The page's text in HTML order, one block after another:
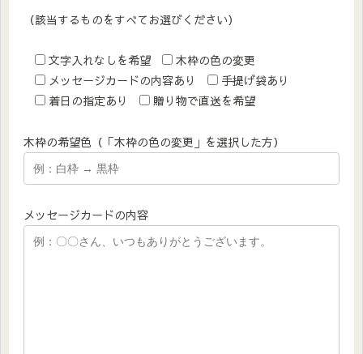
（該当するものをすべてお選びください）
文字入れなしを希望
木枠の色の変更
メッセージカードの内容あり
手提げ袋あり
着日の指定あり
贈り物で直送を希望
木枠の希望色（「木枠の色の変更」を選択した方）
メッセージカードの内容